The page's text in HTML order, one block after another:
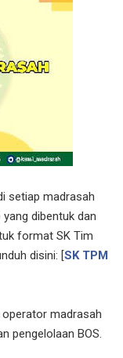
setiap madrasah
dibentuk dan
format SK Tim
disini: [SK TPM
madrasah
pengelolaan BOS.